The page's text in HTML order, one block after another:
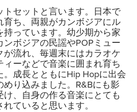
トセットと言います。日本で
育ち、両親がカンボジアにル
持っています。幼少期から家
ンボジアの民謡やPOPミュー
が流れ、毎週末にはカラオケ
ィーなどで音楽に囲まれ育ち
。成長とともにHip Hopに出会
めり込みました。R&Bにも影
け、自身の作る音楽にとても
れていると思います。